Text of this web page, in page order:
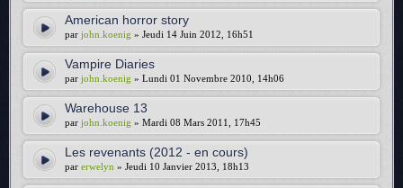
American horror story
par john.koenig » Jeudi 14 Juin 2012, 16h51
Vampire Diaries
par john.koenig » Lundi 01 Novembre 2010, 14h06
Warehouse 13
par john.koenig » Mardi 08 Mars 2011, 17h45
Les revenants (2012 - en cours)
par erwelyn » Jeudi 10 Janvier 2013, 18h13